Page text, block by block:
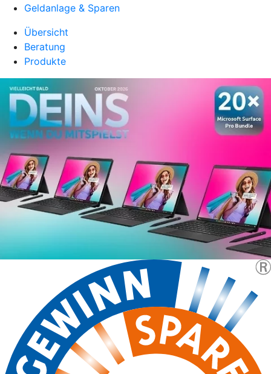
Geldanlage & Sparen
Übersicht
Beratung
Produkte